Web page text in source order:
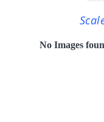
No Images